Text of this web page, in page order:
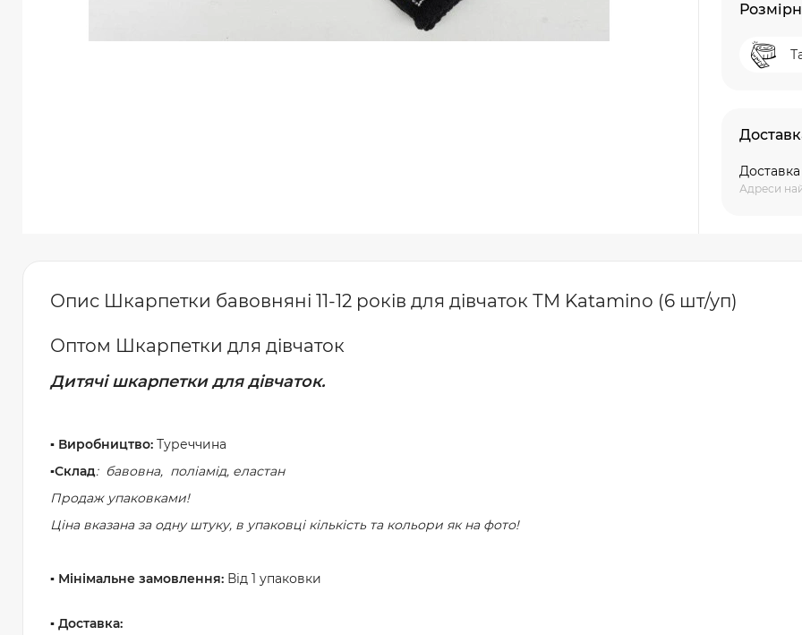
Адреси
Опис Шкарпетки бавовняні 11-12 років для дівчаток ТМ Katamino (6 шт/уп)
Оптом Шкарпетки для дівчаток
Дитячі шкарпетки для дівчаток.
▪️ Виробництво: Туреччина
▪️Склад: бавовна, поліамід, еластан
Продаж упаковками!
Ціна вказана за одну штуку, в упаковці кількість та кольори як на фото!
▪️ Мінімальне замовлення: Від 1 упаковки
▪️ Доставка: